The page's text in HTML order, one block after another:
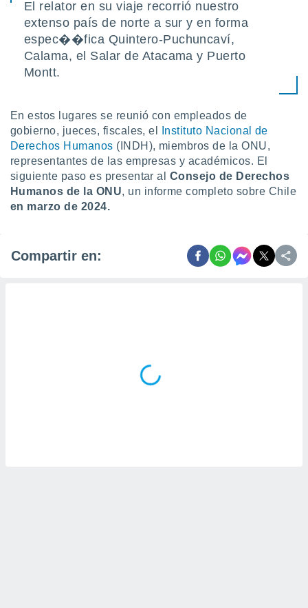
El relator en su viaje recorrió nuestro
extenso país de norte a sur y en forma
espec��fica Quintero-Puchuncaví,
Calama, el Salar de Atacama y Puerto
Montt.
En estos lugares se reunió con empleados de
gobierno, jueces, fiscales, el
Instituto Nacional de
Derechos Humanos (INDH), miembros de la ONU,
representantes de las empresas y académicos. El
siguiente paso es presentar al Consejo de Derechos
Humanos de la ONU, un informe completo sobre Chile
en marzo de 2024.
Compartir en: